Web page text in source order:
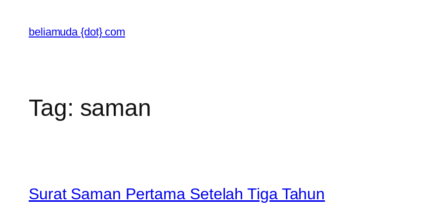
content
beliamuda {dot} com
Tag: saman
Surat Saman Pertama Setelah Tiga Tahun